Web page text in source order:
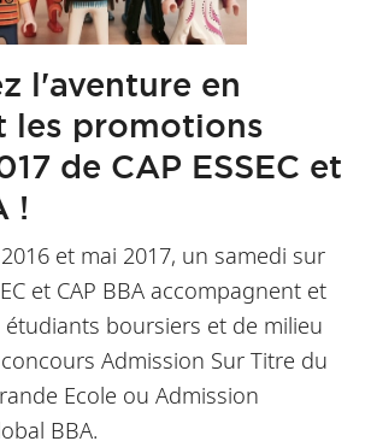
l'aventure en
les promotions
de CAP ESSEC et
!
et mai 2017, un samedi sur
et CAP BBA accompagnent et
boursiers et de milieu
Admission Sur Titre du
Ecole ou Admission
BBA.